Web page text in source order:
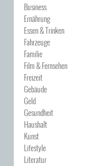
Business
Ernährung
Essen & Trinken
Fahrzeuge
Familie
Film & Fernsehen
Freizeit
Gebäude
Geld
Gesundheit
Haushalt
Kunst
Lifestyle
Literatur